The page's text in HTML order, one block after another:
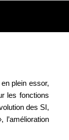
plein essor,
les fonctions
des SI,
l’amélioration